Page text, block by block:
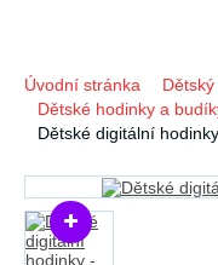
Úvodní stránka
Dětské hodinky a
Dětské digitální